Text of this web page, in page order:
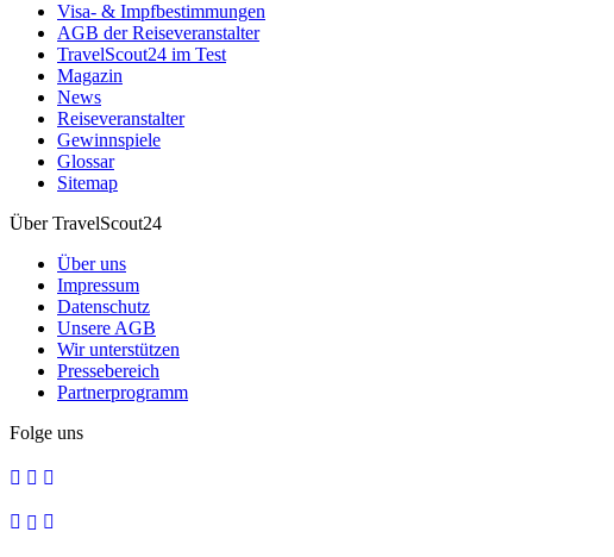
Visa- & Impfbestimmungen
AGB der Reiseveranstalter
TravelScout24 im Test
Magazin
News
Reiseveranstalter
Gewinnspiele
Glossar
Sitemap
Über TravelScout24
Über uns
Impressum
Datenschutz
Unsere AGB
Wir unterstützen
Pressebereich
Partnerprogramm
Folge uns